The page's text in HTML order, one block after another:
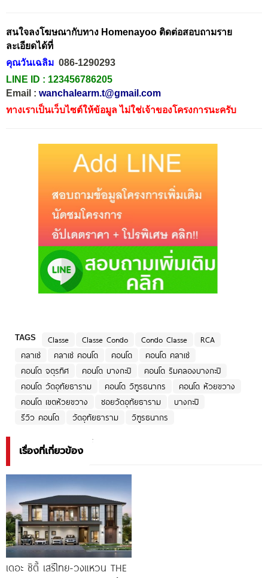
สนใจลงโฆษณากับทาง Homenayoo ติดต่อสอบถามราย
ละเอียดได้ที่
คุณวันเฉลิม 086-1290293
LINE ID : 123456786205
Email : wanchalearm.t@gmail.com
ทางเราเป็นเว็บไซต์ให้ข้อมูล ไม่ใช่เจ้าของโครงการนะครับ
TAGS Classe Classe Condo Condo Classe
RCA
คลาเซ่
คลาเซ่ คอนโด คอนโด
คอนโด คลาเซ่
คอนโด จตุรทิศ
คอนโด บางกะปิ
คอนโด ริมคลองบางกะปิ
คอนโด วัดอุทัยธาราม
คอนโด วิฑูรธนากร
คอนโด ห้วยขวาง
คอนโด เขตห้วยขวาง
ซอยวัดอุทัยธาราม
บางกะปิ
รีวิว คอนโด
วัดอุทัยธาราม วิฑูรธนากร
เรื่องที่เกี่ยวข้อง
เดอะ ซิตี้ เสรีไทย-วงแหวน THE